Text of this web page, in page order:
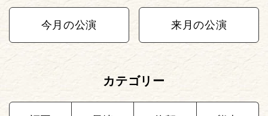
今月の公演 来月の公演
カテゴリー